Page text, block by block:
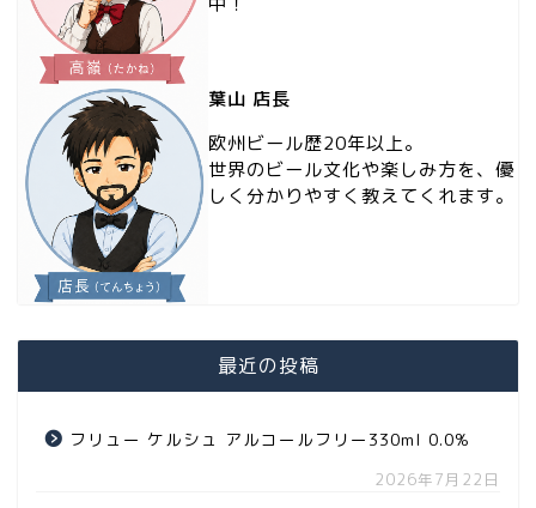
葉山 店長
欧州ビール歴20年以上。
世界のビール文化や楽しみ方を、優
しく分かりやすく教えてくれます。
最近の投稿
フリュー ケルシュ アルコールフリー330ml 0.0%
2026年7月22日